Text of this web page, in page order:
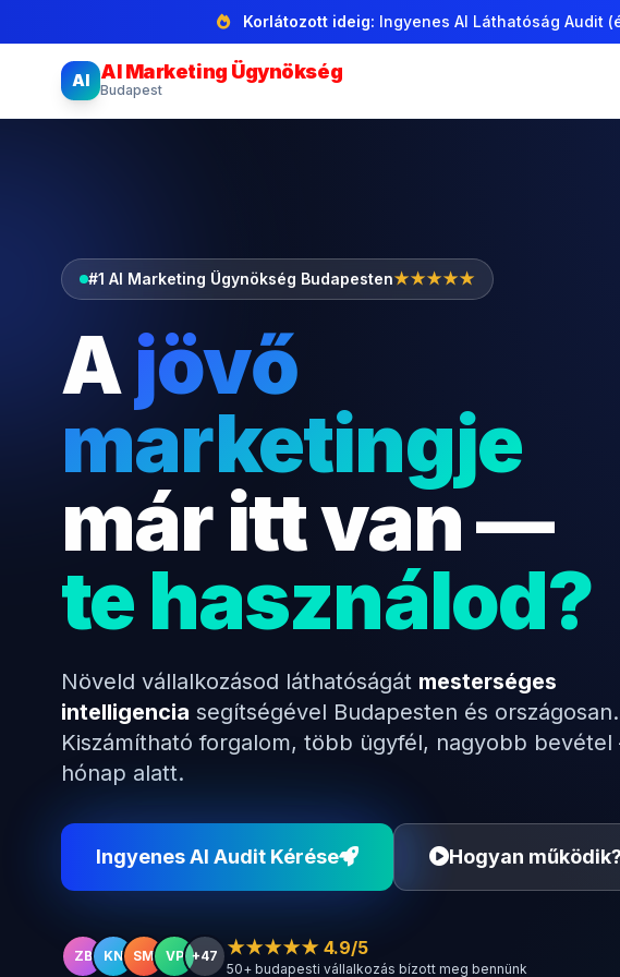
Korlátozott ideig: Ingyenes AI Láthatóság Audit
AI AI Marketing Ügynökség
Budapest
#1 AI Marketing Ügynökség Budapesten★★★★★
Ajövő
marketingje
már itt van —
te használod?
Növeld vállalkozásod láthatóságát mesterséges
intelligencia segítségével Budapesten és országosan.
Kiszámítható forgalom, több ügyfél, nagyobb
hónap alatt.
Ingyenes AI Audit Kérése Hogyan működik?
ZB KN SM VP +47 ★★★★★ 4.9/5
50+ budapesti vállalkozás bízott meg bennünk